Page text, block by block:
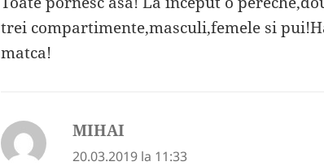
trei compartimente,masculi,femele si
matca!
MIHAI
20.03.2019 la 11:33